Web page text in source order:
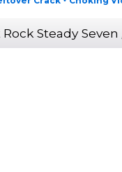
Steady